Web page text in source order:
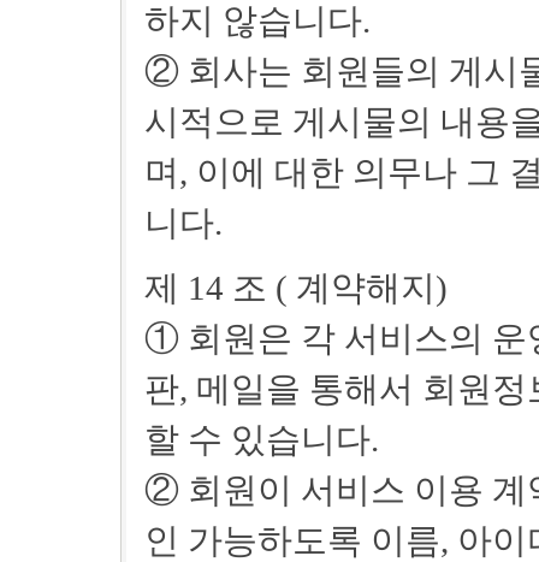
하지 않습니다.
② 회사는 회원들의 게시
시적으로 게시물의 내용
며, 이에 대한 의무나 그
니다.
제 14 조 ( 계약해지)
① 회원은 각 서비스의 운
판, 메일을 통해서 회원
할 수 있습니다.
② 회원이 서비스 이용 계
인 가능하도록 이름, 아